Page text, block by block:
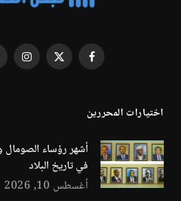
فيسبوك X
اختيارات المحررين
أشهر رؤساء الصومال
في تاريخ البلاد
أغسطس 10, 2026